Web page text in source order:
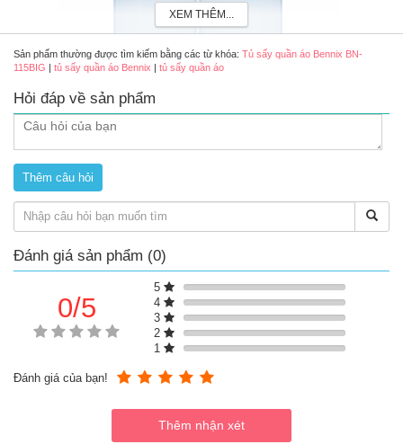
XEM THÊM...
Sản phẩm thường được tìm kiếm bằng các từ khóa: Tủ sấy quần áo Bennix BN-
115BIG | tủ sấy quần áo Bennix | tủ sấy quần áo
Hỏi đáp về sản phẩm
Đánh giá sản phẩm (0)
0/5
5
4
3
2
1
Đánh giá của bạn!